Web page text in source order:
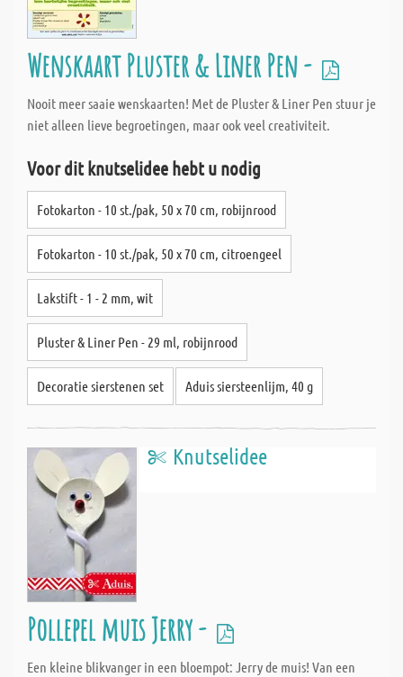
Wenskaart Pluster & Liner Pen -
Nooit meer saaie wenskaarten! Met de Pluster & Liner Pen stuur je
niet alleen lieve begroetingen, maar ook veel creativiteit.
Voor dit knutselidee hebt u nodig
Fotokarton - 10 st./pak, 50 x 70 cm, robijnrood
Fotokarton - 10 st./pak, 50 x 70 cm, citroengeel
Lakstift - 1 - 2 mm, wit
Pluster & Liner Pen - 29 ml, robijnrood
Decoratie sierstenen set Aduis siersteenlijm, 40 g
Knutselidee
Pollepel muis Jerry -
Een kleine blikvanger in een bloempot: Jerry de muis! Van een